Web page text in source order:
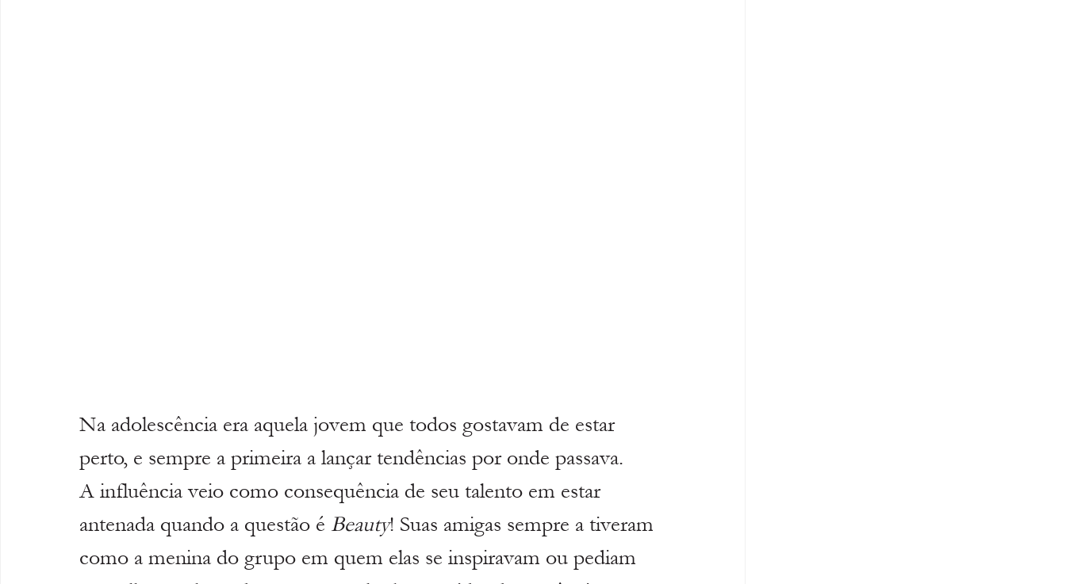
Na adolescência era aquela jovem que todos gostavam de estar
perto, e sempre a primeira a lançar tendências por onde passava.
A influência veio como consequência de seu talento em estar
antenada quando a questão é Beauty! Suas amigas sempre a tiveram
como a menina do grupo em quem elas se inspiravam ou pediam